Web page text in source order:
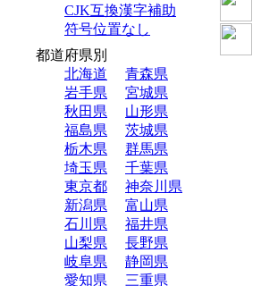
CJK互換漢字補助
符号位置なし
都道府県別
北海道
青森県
岩手県
宮城県
秋田県
山形県
福島県
茨城県
栃木県
群馬県
埼玉県
千葉県
東京都
神奈川県
新潟県
富山県
石川県
福井県
山梨県
長野県
岐阜県
静岡県
愛知県
三重県